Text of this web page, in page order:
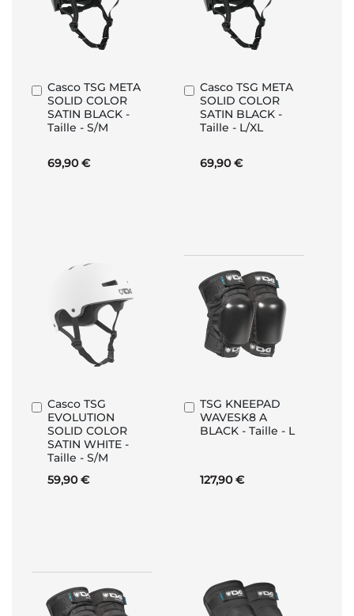
Casco TSG META
SOLID COLOR
SATIN BLACK -
Taille - S/M
69,90 €
Aggiungi
al
Carrello
Casco TSG META
SOLID COLOR
SATIN BLACK -
Taille - L/XL
69,90 €
Aggiungi
al
Carrello
Casco TSG
EVOLUTION
SOLID COLOR
SATIN WHITE -
Taille - S/M
59,90 €
Aggiungi
al
Carrello
TSG KNEEPAD
WAVESK8 A
BLACK - Taille - L
127,90 €
Aggiungi
al
Carrello